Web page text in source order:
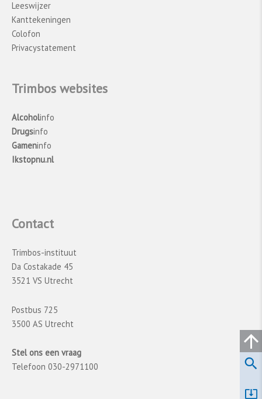
Leeswijzer
Kanttekeningen
Colofon
Privacystatement
Trimbos websites
Alcoholinfo
Drugsinfo
Gameninfo
Ikstopnu.nl
Contact
Trimbos-instituut
Da Costakade 45
3521 VS Utrecht
Postbus 725
3500 AS Utrecht
Stel ons een vraag
Telefoon 030-2971100